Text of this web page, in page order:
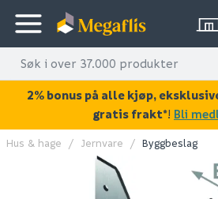
KAN DISSE VÆRE AV
Hus & hage Jernvare Byggbeslag
2% bonus på alle kjøp,
gratis frakt*! Bli